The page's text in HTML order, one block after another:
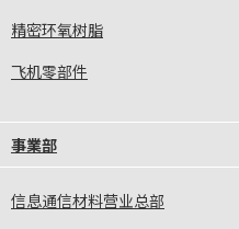
精密环氧树脂
飞机零部件
事業部
信息通信材料营业总部